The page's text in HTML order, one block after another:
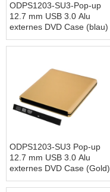
ODPS1203-SU3-Pop-up
12.7 mm USB 3.0 Alu
externes DVD Case (blau)
ODPS1203-SU3 Pop-up
12.7 mm USB 3.0 Alu
externes DVD Case (Gold)